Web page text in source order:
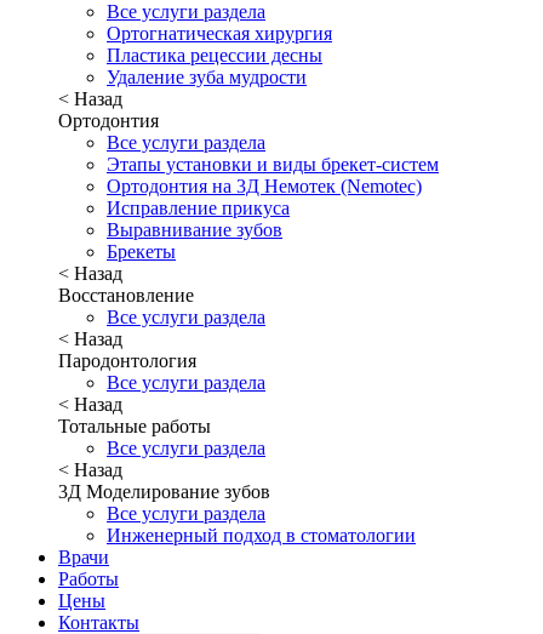
Все услуги раздела
Ортогнатическая хирургия
Пластика рецессии десны
Удаление зуба мудрости
< Назад
Ортодонтия
Все услуги раздела
Этапы установки и виды брекет-систем
Ортодонтия на 3Д Немотек (Nemotec)
Исправление прикуса
Выравнивание зубов
Брекеты
< Назад
Восстановление
Все услуги раздела
< Назад
Пародонтология
Все услуги раздела
< Назад
Тотальные работы
Все услуги раздела
< Назад
3Д Моделирование зубов
Все услуги раздела
Инженерный подход в стоматологии
Врачи
Работы
Цены
Контакты